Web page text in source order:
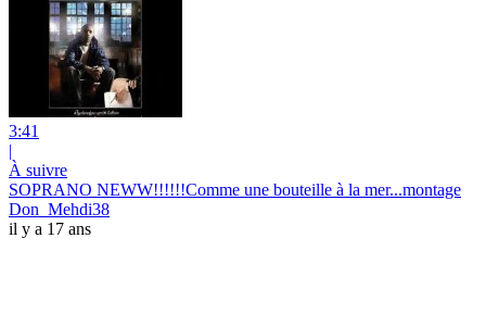
3:41
|
À suivre
SOPRANO NEWW!!!!!!Comme une bouteille à la mer...montage
Don_Mehdi38
il y a 17 ans